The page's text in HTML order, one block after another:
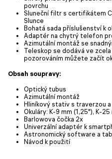
povrchu
Sluneční filtr s certifikátem
Slunce
Bohatá sada příslušenství k
Adaptér na chytrý telefon
Azimutální montáž se
Teleskop se dodává ve
pozorováním můžete začít
Obsah soupravy:
Optický tubus
Azimutální montáž
Hliníkový stativ s traverzou a
Okuláry: K-9 mm (1,25"), K-25
Barlowova čočka 2x
Univerzální adaptér k
Astronomický software a
Návod k použití